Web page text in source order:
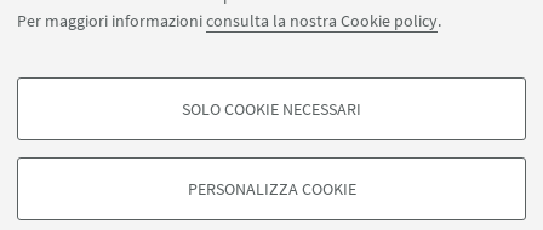
Per maggiori informazioniconsulta la nostra Cookie policy.
COOKIE DI PROFILAZIONE - FACOLTATIVI
degli utenti, creare profili in base al loro comportamento sul sito, per analisi
di marketing.
SOLO COOKIE NECESSARI
PERSONALIZZA COOKIE
Seguici su: